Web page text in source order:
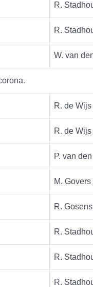
R.
R.
W. van
R. de Wijs
R. de Wijs
P. van
M. Govers
R. Gosens
R.
R.
R.